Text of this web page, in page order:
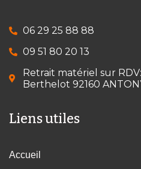
06 29 25 88 88
09 51 80 20 13
Retrait matériel sur
Berthelot 92160
Liens utiles
Accueil